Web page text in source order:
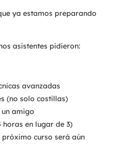
ya estamos preparando
asistentes pidieron:
avanzadas
(no solo costillas)
amigo
en lugar de 3)
próximo curso será aún